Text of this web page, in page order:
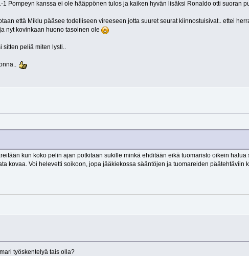
Pompeyn kanssa ei ole hääppönen tulos ja kaiken hyvän lisäksi Ronaldo otti suoran
että Miklu pääsee todelliseen vireeseen jotta suuret seurat kiinnostuisivat.. ettei
nyt kovinkaan huono tasoinen ole
sitten peliä miten lysti..
kun koko pelin ajan potkitaan sukille minkä ehditään eikä tuomaristo oikein halua
kovaa. Voi helevetti soikoon, jopa jääkiekossa sääntöjen ja tuomareiden päätehtäviin
työskentelyä tais olla?